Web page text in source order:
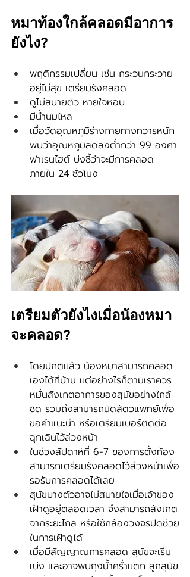
หมาท้องใกล้คลอดมีอาการ
ยังไง?
พฤติกรรมเปลี่ยน เช่น กระวนกระวาย
อยู่ไม่สุข เตรียมรังคลอด
ดูไม่สบายตัว หายใจหอบ
มีน้ำนมไหล
เมื่อวัดอุณหภูมิร่างกายทางทวารหนัก
พบว่าอุณหภูมิลดลงต่ำกว่า 99 องศา
ฟาเรนไฮต์ บ่งชี้ว่าจะมีการคลอด
ภายใน 24 ชั่วโมง
เตรียมตัวยังไงเมื่อน้องหมา
จะคลอด?
โดยปกติแล้ว น้องหมาสามารถคลอด
เองได้ที่บ้าน แต่อย่างไรก็ตามเราควร
หมั่นสังเกตอาการของสุนัขอย่างใกล้
ชิด รวมถึงสามารถนัดสัตวแพทย์เพื่อ
ขอคำแนะนำ หรือเตรียมเบอร์ติดต่อ
ฉุกเฉินไว้ล่วงหน้า
ในช่วงสัปดาห์ที่ 6-7 ของการตั้งท้อง
สามารถเตรียมรังคลอดไว้ล่วงหน้าเพื่อ
รอรับการคลอดได้เลย
สุนัขบางตัวอาจไม่สบายใจเมื่อเจ้าของ
เฝ้าดูอยู่ตลอดเวลา จึงสามารถสังเกต
จากระยะไกล หรือใช้กล้องวงจรปิดช่วย
ในการเฝ้าดูได้
เมื่อมีสัญญาณการคลอด สุนัขจะเริ่ม
เบ่ง และอาจพบถุงน้ำคร่ำแตก ลูกสุนัข